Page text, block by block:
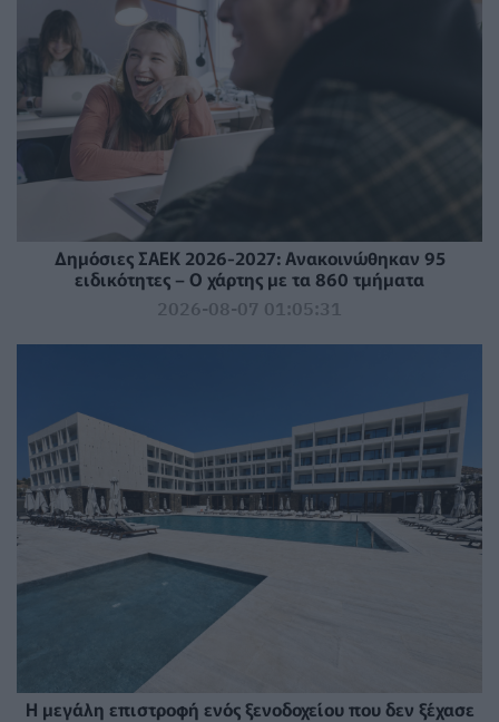
Δημόσιες ΣΑΕΚ 2026-2027: Ανακοινώθηκαν 95
ειδικότητες – Ο χάρτης με τα 860 τμήματα
2026-08-07 01:05:31
Η μεγάλη επιστροφή ενός ξενοδοχείου που δεν ξέχασε